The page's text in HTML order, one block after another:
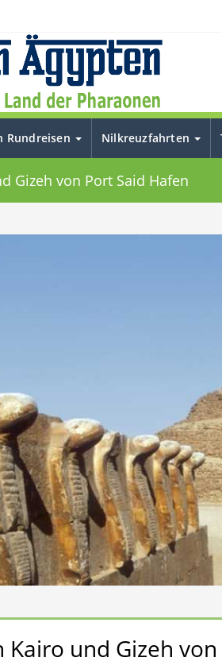
Rundreisen Nilkreuzfahrten
Gizeh von Port Said Hafen
Kairo und Gizeh